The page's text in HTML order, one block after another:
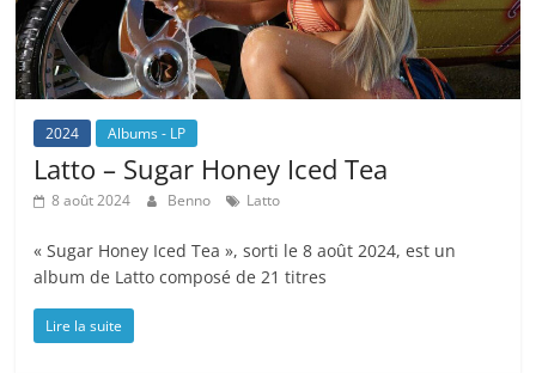
2024 Albums - LP
Latto – Sugar Honey Iced Tea
8 août 2024 Benno Latto
« Sugar Honey Iced Tea », sorti le 8 août 2024, est un
album de Latto composé de 21 titres
Lire la suite